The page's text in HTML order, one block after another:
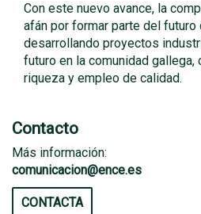
Con este nuevo avance, la
afán por formar parte del futuro
desarrollando proyectos
futuro en la comunidad gallega,
riqueza y empleo de calidad.
Contacto
Más información:
comunicacion@ence.es
CONTACTA